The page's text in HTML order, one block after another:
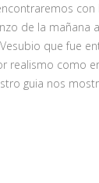
de la mañana
que fue
realismo como
guia nos